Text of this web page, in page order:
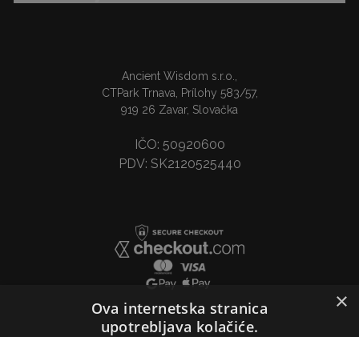
Ancient Wisdom s.r.o.,
CTPark Trnava, Prílohy 583/57,
919 26 Zavar, Slovačka
IČO: 50920600
PDV: SK2120525440
×
Ova internetska stranica
upotrebljava kolačiće.